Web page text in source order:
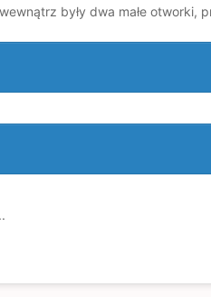
były dwa małe otworki,